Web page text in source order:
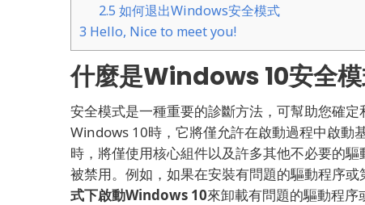
2.5 如何退出Windows安全模式
3 Hello, Nice to meet you!
什麼是Windows 10安全模
安全模式是一種重要的診斷方法，可幫助您確定
Windows 10時，它將僅允許在啟動過程中啟動
時，將僅使用核心組件以及許多其他不必要的
被禁用。 例如，如果在安裝有問題的驅動程序
式下啟動Windows 10來卸載有問題的驅動程序